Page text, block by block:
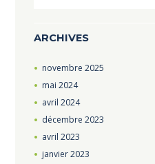
ARCHIVES
novembre 2025
mai 2024
avril 2024
décembre 2023
avril 2023
janvier2023